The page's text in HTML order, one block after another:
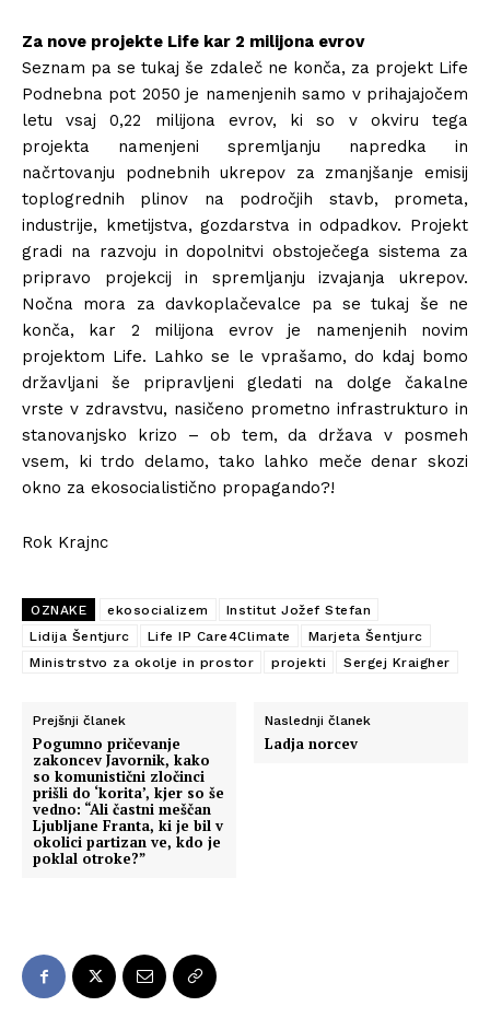
Za nove projekte Life kar 2 milijona evrov
Seznam pa se tukaj še zdaleč ne konča, za projekt Life
Podnebna pot 2050 je namenjenih samo v prihajajočem
letu vsaj 0,22 milijona evrov, ki so v okviru tega
projekta namenjeni spremljanju napredka in
načrtovanju podnebnih ukrepov za zmanjšanje emisij
toplogrednih plinov na področjih stavb, prometa,
industrije, kmetijstva, gozdarstva in odpadkov. Projekt
gradi na razvoju in dopolnitvi obstoječega sistema za
pripravo projekcij in spremljanju izvajanja ukrepov.
Nočna mora za davkoplačevalce pa se tukaj še ne
konča, kar 2 milijona evrov je namenjenih novim
projektom Life. Lahko se le vprašamo, do kdaj bomo
državljani še pripravljeni gledati na dolge čakalne
vrste v zdravstvu, nasičeno prometno infrastrukturo in
stanovanjsko krizo – ob tem, da država v posmeh
vsem, ki trdo delamo, tako lahko meče denar skozi
okno za ekosocialistično propagando?!
Rok Krajnc
OZNAKE ekosocializem
Institut Jožef Stefan
Lidija Šentjurc
Life IP Care4Climate
Marjeta Šentjurc
Ministrstvo za okolje in prostor
projekti Sergej Kraigher
Prejšnji članek
Pogumno pričevanje
zakoncev Javornik, kako
so komunistični zločinci
prišli do ‘korita’, kjer so še
vedno: “Ali častni meščan
Ljubljane Franta, ki je bil v
okolici partizan ve, kdo je
poklal otroke?”
Naslednji članek
Ladja norcev